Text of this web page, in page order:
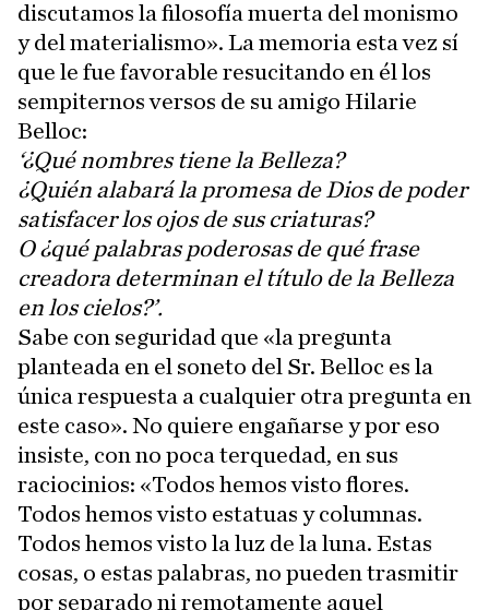
discutamos la filosofía muerta del monismo
y del materialismo». La memoria esta vez sí
que le fue favorable resucitando en él los
sempiternos versos de su amigo Hilarie
Belloc:
‘¿Qué nombres tiene la Belleza?
¿Quién alabará la promesa de Dios de poder
satisfacer los ojos de sus criaturas?
O ¿qué palabras poderosas de qué frase
creadora determinan el título de la Belleza
en los cielos?’.
Sabe con seguridad que «la pregunta
planteada en el soneto del Sr. Belloc es la
única respuesta a cualquier otra pregunta en
este caso». No quiere engañarse y por eso
insiste, con no poca terquedad, en sus
raciocinios: «Todos hemos visto flores.
Todos hemos visto estatuas y columnas.
Todos hemos visto la luz de la luna. Estas
cosas, o estas palabras, no pueden trasmitir
por separado ni remotamente aquel